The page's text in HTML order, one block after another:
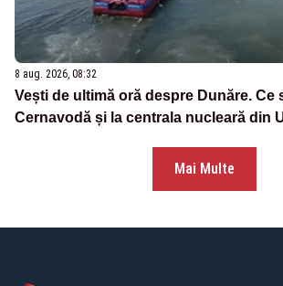
8 aug. 2026, 08:32
Vești de ultimă oră despre Dunăre. Ce
Cernavodă și la centrala nucleară din
Mai Multe